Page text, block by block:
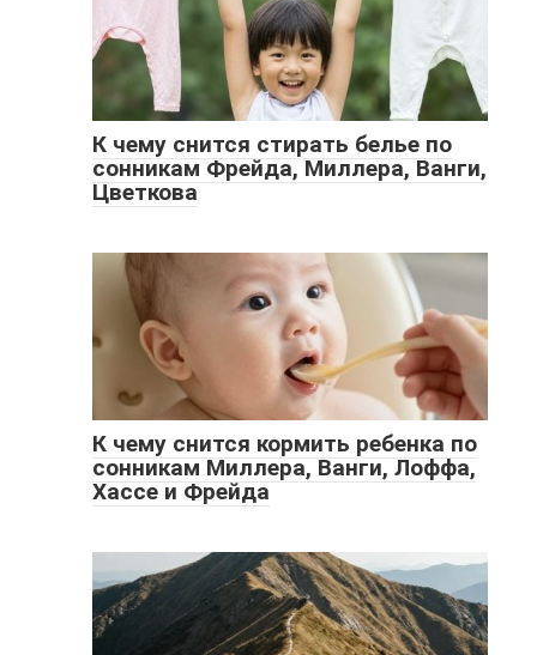
К чему снится стирать белье по
сонникам Фрейда, Миллера, Ванги,
Цветкова
К чему снится кормить ребенка по
сонникам Миллера, Ванги, Лоффа,
Хассе и Фрейда